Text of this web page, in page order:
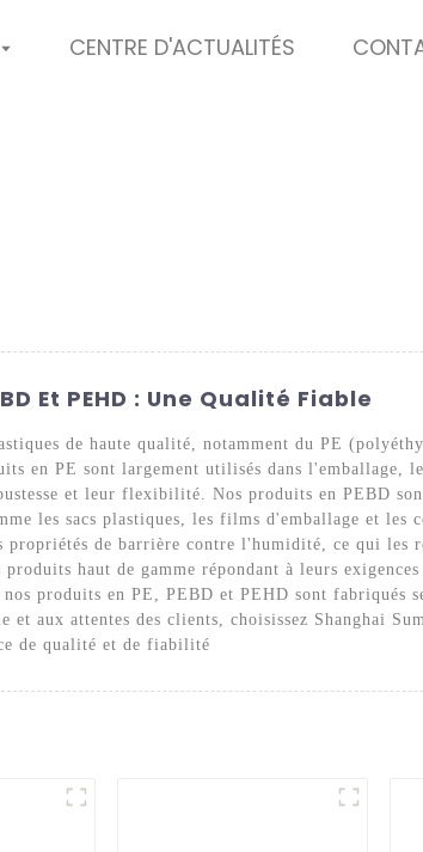
CENTRE D'ACTUALITÉS
Et PEHD : Une Qualité Fiable
de haute qualité, notamment du PE
en PE sont largement utilisés dans l'emballage,
et leur flexibilité. Nos produits en PEBD
les sacs plastiques, les films d'emballage et les
de barrière contre l'humidité, ce qui les
haut de gamme répondant à leurs
produits en PE, PEBD et PEHD sont fabriqués
et aux attentes des clients, choisissez Shanghai
de qualité et de fiabilité